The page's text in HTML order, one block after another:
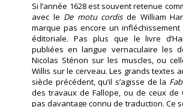
Si l’année 1628 est souvent retenue
avec le De motu cordisde William
marque pas encore un
éditoriale. Pas plus que le livre
publiées en langue vernaculaire les
Nicolas Sténon sur les muscles, ou
Willis sur le cerveau. Les grands textes
siècle précédent, qu’il s’agisse de la
des travaux de Fallope, ou de ceux de
pas davantage connu de traduction. Ce